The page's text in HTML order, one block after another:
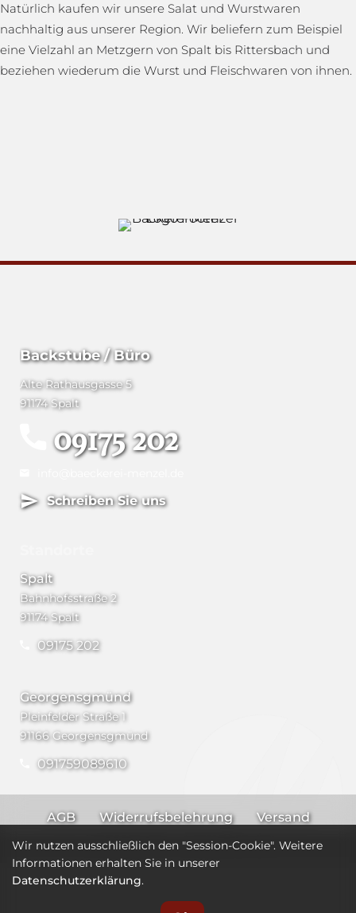
Natürlich kaufen wir unsere Salat und Wurstwaren
nachhaltig aus unserer Region. Wir beliefern zum Beispiel
eine Vielzahl an Metzgern von Spalt bis Rittersbach und
beziehen wiederum die Wurst und Fleischwaren von ihnen.
Backstube / Büro
Alte Rathausgasse 5
91174 Spalt
09175 202
Schreiben Sie uns
Spalt
Bahnhofsstraße 2
91174 Spalt
09175 202
Georgensgmünd
Pleinfelder Straße 1
91166 Georgensgmünd
091759089610
AGB Widerrufsbelehrung
Versand
Impressum
Datenschutz
Wir nutzen ausschließlich den "Session-Cookie". Weitere
Informationen erhalten Sie in unserer
Datenschutzerklärung.